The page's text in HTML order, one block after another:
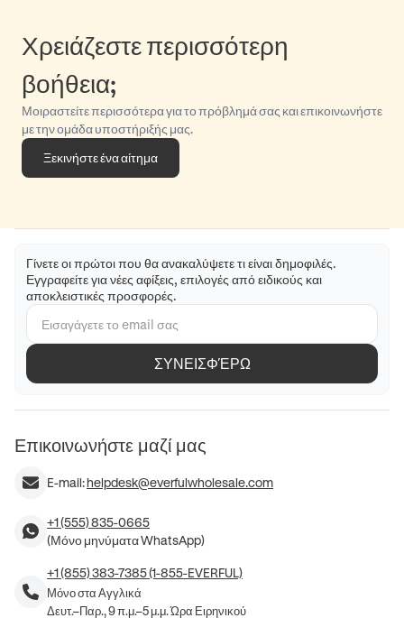
Χρειάζεστε περισσότερη
βοήθεια;
Μοιραστείτε περισσότερα για το πρόβλημά σας και επικοινωνήστε
με την ομάδα υποστήριξής μας.
Ξεκινήστε ένα αίτημα
Γίνετε οι πρώτοι που θα ανακαλύψετε τι είναι δημοφιλές.
Εγγραφείτε για νέες αφίξεις, επιλογές από ειδικούς και
αποκλειστικές προσφορές.
ΣΥΝΕΙΣΦΈΡΩ
Επικοινωνήστε μαζί μας
E-mail:helpdesk@everfulwholesale.com
+1 (555) 835-0665
(Μόνο μηνύματα WhatsApp)
+1 (855) 383-7385 (1-855-EVERFUL)
Μόνο στα Αγγλικά
Δευτ.–Παρ., 9 π.μ.–5 μ.μ. Ώρα Ειρηνικού